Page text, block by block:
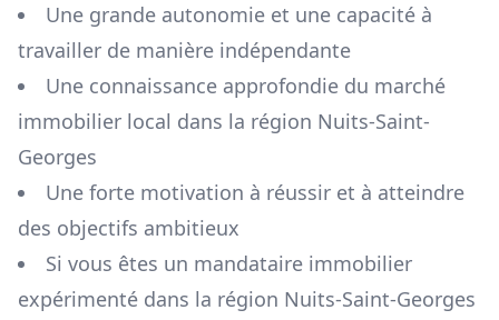
Une grande autonomie et une capacité à
travailler de manière indépendante
Une connaissance approfondie du marché
immobilier local dans la région Nuits-Saint-
Georges
Une forte motivation à réussir et à atteindre
des objectifs ambitieux
Si vous êtes un mandataire immobilier
expérimenté dans la région Nuits-Saint-Georges